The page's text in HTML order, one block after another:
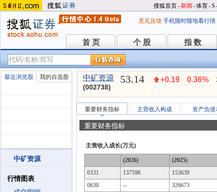
搜狐首页-新闻 -体育-S
意见反馈 手机随时随地看行情
首 页
首 页 个 股
个 股 指 数
指 数
最近浏览股 我的自选股
中矿资源
行情图表
中矿资源
(002738)
53.14 +0.19 0.36%
重要财务指标 主营收入构成 资产负债
重要财务指标
主营收入成长(万元)
(2026)
(2025)
0331
137598
153639
0630
--
326673